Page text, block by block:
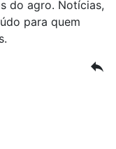
do agro. Notícias,
para quem
reply